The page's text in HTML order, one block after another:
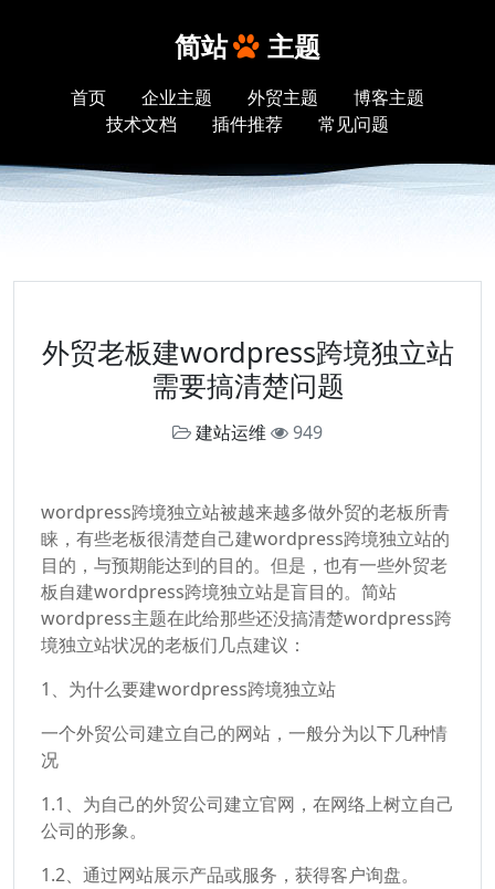
简站 主题
首页 企业主题 外贸主题
博客主题
技术文档
插件推荐 常见问题
外贸老板建wordpress跨境独立站
需要搞清楚问题
建站运维 949
wordpress跨境独立站被越来越多做外贸的老板所青
睐，有些老板很清楚自己建wordpress跨境独立站的
目的，与预期能达到的目的。但是，也有一些外贸老
板自建wordpress跨境独立站是盲目的。简站
wordpress主题在此给那些还没搞清楚wordpress跨
境独立站状况的老板们几点建议：
1、为什么要建wordpress跨境独立站
一个外贸公司建立自己的网站，一般分为以下几种情
况
1.1、为自己的外贸公司建立官网，在网络上树立自己
公司的形象。
1.2、通过网站展示产品或服务，获得客户询盘。